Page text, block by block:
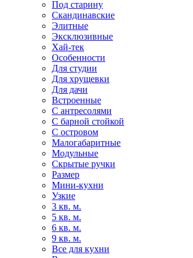
Под старину
Скандинавские
Элитные
Эксклюзивные
Хай-тек
Особенности
Для студии
Для хрущевки
Для дачи
Встроенные
С антресолями
С барной стойкой
С островом
Малогабаритные
Модульные
Скрытые ручки
Размер
Мини-кухни
Узкие
3 кв. м.
5 кв. м.
6 кв. м.
9 кв. м.
Все для кухни